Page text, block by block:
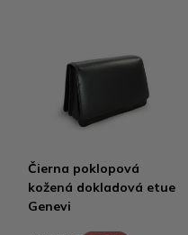
Čierna poklopová
kožená dokladová etue
Genevi